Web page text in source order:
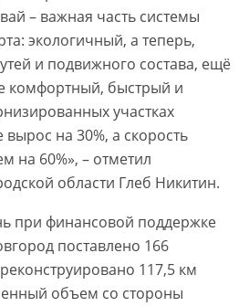
– важная часть системы
экологичный, а теперь,
и подвижного состава, ещё
комфортный, быстрый и
участках
на 30%, а скорость
на 60%», – отметил
области Глеб Никитин.
при финансовой поддержке
поставлено 166
117,5 км
объем со стороны